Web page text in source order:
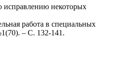
исправлению некоторых
работа в специальных
– С. 132-141.